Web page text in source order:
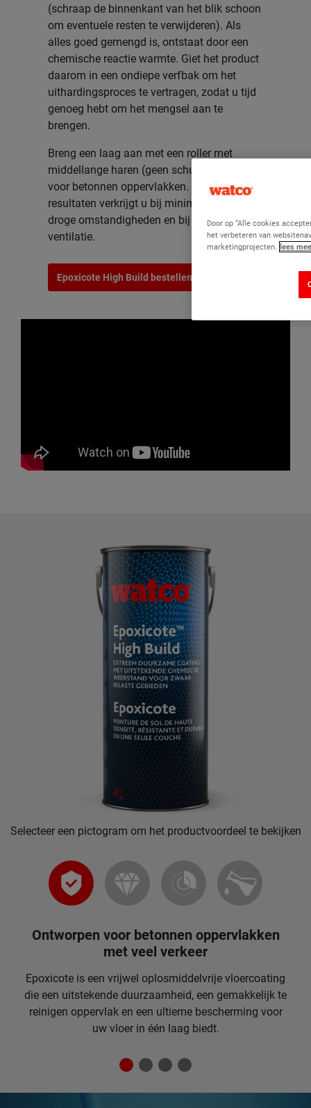
(schraap de binnenkant van het blik schoon
om eventuele resten te verwijderen). Als
alles goed gemengd is, ontstaat door een
chemische reactie warmte. Giet het product
daarom in een ondiepe verfbak om het
uithardingsproces te vertragen, zodat u tijd
genoeg hebt om het mengsel aan te
brengen.
Breng een laag aan met een roller met
middellange haren (geen schuim), bedoeld
voor betonnen oppervlakken. De beste
resultaten verkrijgt u bij minimaal 15 °C, in
droge omstandigheden en bij een goede
ventilatie.
Epoxicote High Build bestellen
Selecteer een pictogram om het productvoordeel te bekijken
Ontworpen voor betonnen oppervlakken
met veel verkeer
Epoxicote is een vrijwel oplosmiddelvrije vloercoating
die een uitstekende duurzaamheid, een gemakkelijk te
reinigen oppervlak en een ultieme bescherming voor
uw vloer in één laag biedt.
Door op “Alle cookies
het verbeteren van
marketingprojecten. lees